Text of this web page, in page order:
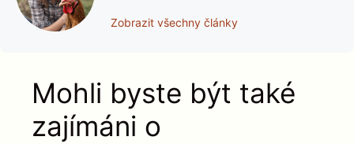
Zobrazit všechny články
Mohli byste být také
zajímáni o